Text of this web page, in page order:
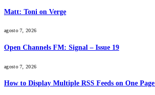
Matt: Toni on Verge
agosto 7, 2026
Open Channels FM: Signal – Issue 19
agosto 7, 2026
How to Display Multiple RSS Feeds on One